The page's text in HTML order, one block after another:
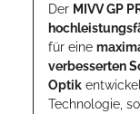
Der MIVV GP
für eine
verbesserten
Optik
Technologie,